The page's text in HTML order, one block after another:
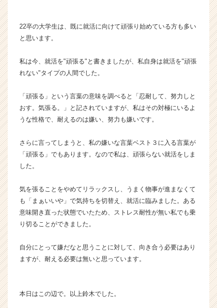
が
活
サ
ト
チ
ア
リ
ア
e
e
a
e
e
22卒の大学生は、既に就活に向けて頑張り始めている方も多い
と思います。
私は今、就活を"頑張る"と書きましたが、私自身は就活を"頑張
れない"タイプの人間でした。
「頑張る」という言葉の意味を調べると「忍耐して、努力しと
おす。気張る。」と記されていますが、私はその対極にいるよ
うな性格で、耐えるのは嫌い、努力も嫌いです。
さらに言ってしまうと、私の嫌いな言葉ベスト３に入る言葉が
「頑張る」でもあります。なので私は、頑張らない就活をしま
した。
気を張ることをやめてリラックスし、うまく物事が進まなくて
も「まぁいいや」で気持ちを切替え、就活に臨みました。ある
意味開き直った状態でいたため、ストレス耐性が無い私でも乗
り切ることができました。
自分にとって嫌だなと思うことに対して、向き合う必要はあり
ますが、耐える必要は無いと思っています。
本日はこの辺で。以上鈴木でした。